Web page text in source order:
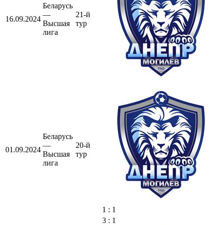
16.09.2024
Беларусь
—
Высшая
лига
21-й
тур
01.09.2024
Беларусь
—
Высшая
лига
20-й
тур
1 : 1
3 : 1